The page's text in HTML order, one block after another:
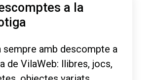
a la
sempre amb descompte a
de VilaWeb: llibres, jocs,